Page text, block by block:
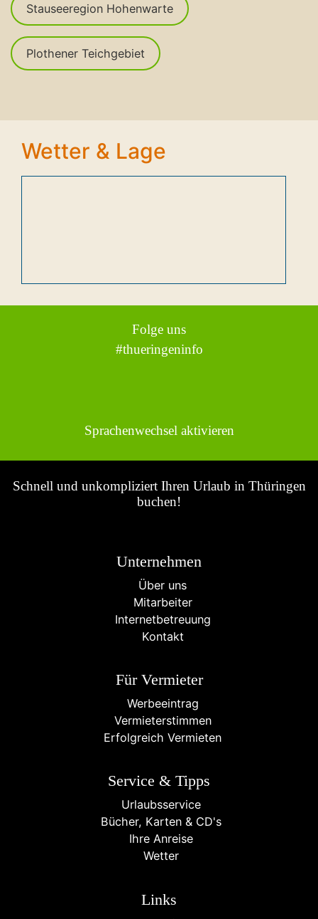
Stauseeregion Hohenwarte
Plothener Teichgebiet
Wetter & Lage
Folge uns
#thueringeninfo
Sprachenwechsel aktivieren
Schnell und unkompliziert Ihren Urlaub in Thüringen
buchen!
Unternehmen
Über uns
Mitarbeiter
Internetbetreuung
Kontakt
Für Vermieter
Werbeeintrag
Vermieterstimmen
Erfolgreich Vermieten
Service & Tipps
Urlaubsservice
Bücher, Karten & CD's
Ihre Anreise
Wetter
Links